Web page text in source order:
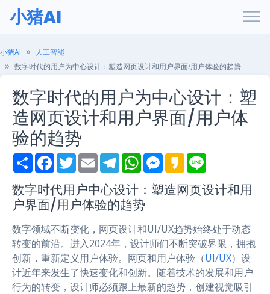
小猪AI
小猪AI
人工智能
数字时代的用户为中心设计：塑造网页设计和用户界面/用户体验的趋势
数字时代的用户为中心设计：塑
造网页设计和用户界面/用户体
验的趋势
S
h
r
e
F
a
e
b
o
k
T
w
t
t
e
E
m
i
l
T
e
e
g
r
m
W
h
t
s
A
p
M
e
s
e
e
r
K
a
a
o
e
数字时代用户中心设计：塑造网页设计和用
户界面/用户体验的趋势
数字领域不断变化，网页设计和UI/UX趋势始终处于动态
转变的前沿。进入2024年，设计师们不断突破界限，拥抱
创新，重新定义用户体验。网页和用户体验（UI/UX）设
计近年来发生了快速变化和创新。随着技术的发展和用户
行为的转变，设计师必须跟上最新的趋势，创建视觉吸引